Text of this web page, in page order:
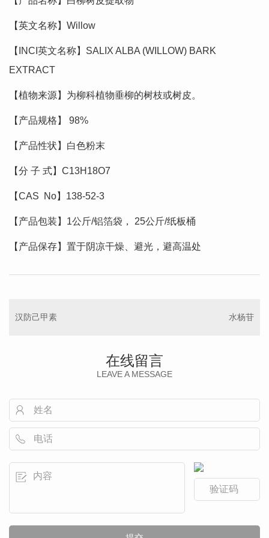
【英文名称】Willow
【INCI英文名称】SALIX ALBA (WILLOW) BARK
EXTRACT
【植物来源】为柳科植物垂柳的树枝或树皮。
【产品规格】 98%
【产品性状】白色粉末
【分 子 式】C13H18O7
【CAS No】138-52-3
【产品包装】1公斤/铝箔袋， 25公斤/纸板桶
【产品保存】置于阴凉干燥、避光，避高温处
汉防己甲素 水杨苷
在线留言
LEAVE A MESSAGE